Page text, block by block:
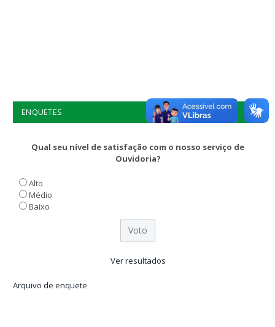
ENQUETES
Qual seu nível de satisfação com o nosso serviço de
Ouvidoria?
Alto
Médio
Baixo
Ver resultados
Arquivo de enquete